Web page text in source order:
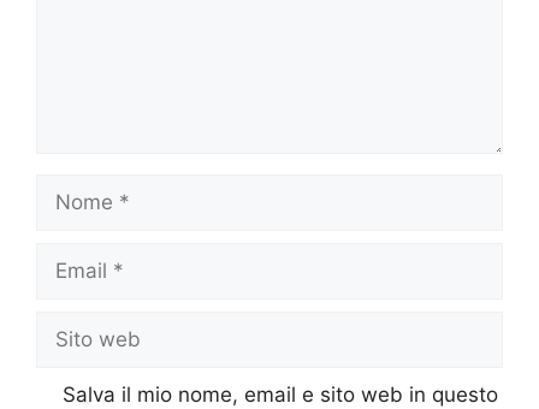
Nome
Email
Sito
web
Salva il mio nome, email e sito web in questo